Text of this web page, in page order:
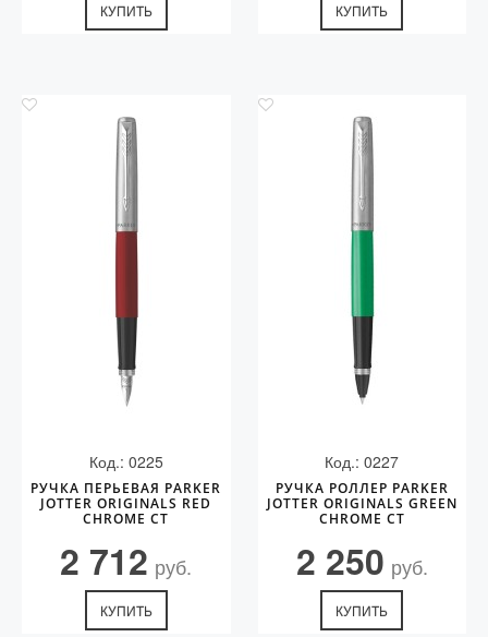
КУПИТЬ КУПИТЬ
Код.: 0225
РУЧКА ПЕРЬЕВАЯ PARKER
JOTTER ORIGINALS RED
CHROME CT
2 712 руб.
КУПИТЬ
Код.: 0227
РУЧКА РОЛЛЕР PARKER
JOTTER ORIGINALS GREEN
CHROME CT
2 250 руб.
КУПИТЬ